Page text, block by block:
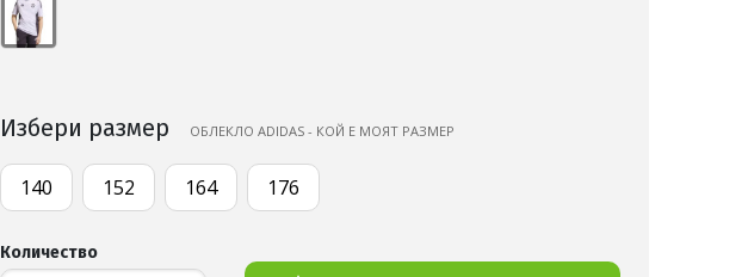
Избери размер OБЛЕКЛО ADIDAS - КОЙ Е МОЯТ РАЗМЕР
140 152 164 176
Количество